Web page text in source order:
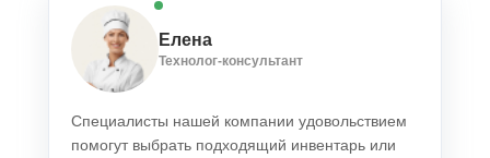
Елена
Технолог-консультант
Специалисты нашей компании удовольствием
помогут выбрать подходящий инвентарь или